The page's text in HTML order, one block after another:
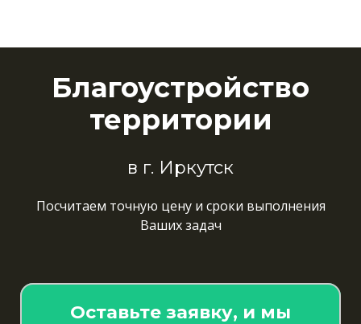
Благоустройство
территории
в г. Иркутск
Посчитаем точную цену и сроки выполнения
Ваших задач
Оставьте заявку, и мы